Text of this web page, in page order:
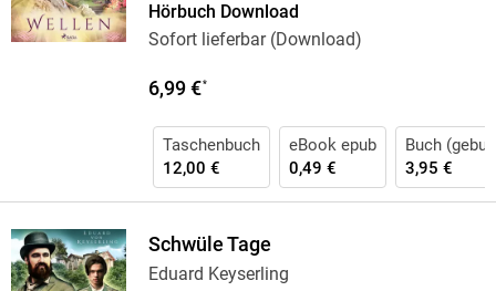
Hörbuch Download
Sofort lieferbar (Download)
6,99 €*
Taschenbuch
12,00 €
eBook epub
0,49 €
Buch
3,95 €
Schwüle Tage
Eduard Keyserling